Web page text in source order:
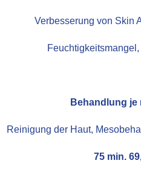
Verbesserung von Skin
Behandlung je
Reinigung der Haut,
75 min.